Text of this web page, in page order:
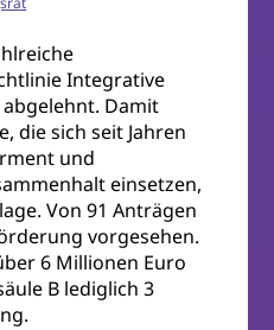
Integrative
Damit
die sich seit Jahren
und
einsetzen,
Von 91 Anträgen
vorgesehen.
6 Millionen Euro
B lediglich 3